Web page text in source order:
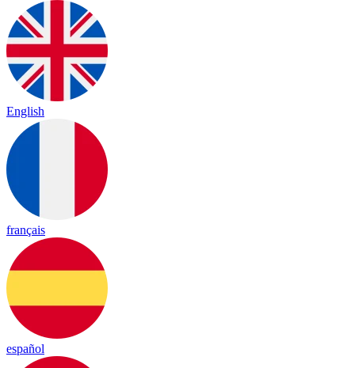
English
français
español